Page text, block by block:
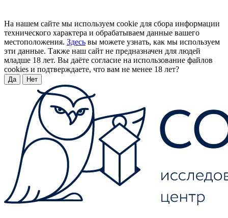
На нашем сайте мы используем cookie для сбора информации
технического характера и обрабатываем данные вашего
местоположения. Здесь вы можете узнать, как мы используем
эти данные. Также наш сайт не предназначен для людей
младше 18 лет. Вы даёте согласие на использование файлов
cookies и подтверждаете, что вам не менее 18 лет?
Да Нет